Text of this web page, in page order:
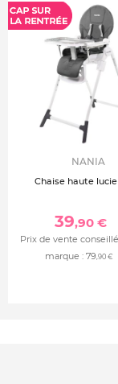
et un confort
Général :
Housse lavable
Excellent
Installation
Fabriqué en
Poids : 6.1kg
Dimensions :
NANIA
Chaise haute
39,90 €
Prix de vente
marque : 79,90 €